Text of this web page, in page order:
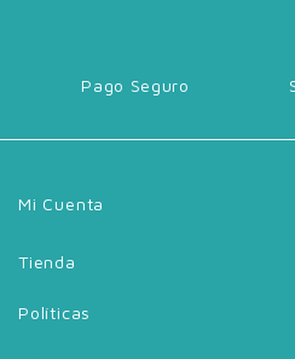
Pago Seguro
Mi Cuenta
Tienda
Políticas